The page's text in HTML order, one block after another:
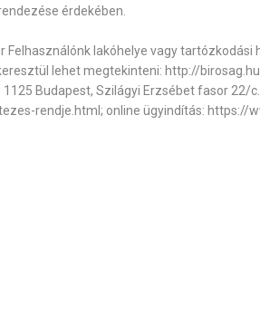
érdekében.
Felhasználónk lakóhelye vagy tartózkodási
lehet megtekinteni: http://
Budapest, Szilágyi Erzsébet fasor 22/
rendje.html; online ügyindítás: https://